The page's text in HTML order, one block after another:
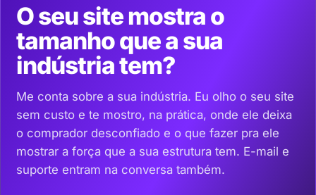
O seu site mostra o
tamanho que a sua
indústria tem?
Me conta sobre a sua indústria. Eu olho o seu site
sem custo e te mostro, na prática, onde ele deixa
o comprador desconfiado e o que fazer pra ele
mostrar a força que a sua estrutura tem. E-mail e
suporte entram na conversa também.